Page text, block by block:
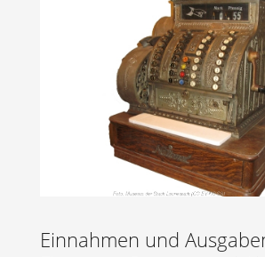
Einnahmen und